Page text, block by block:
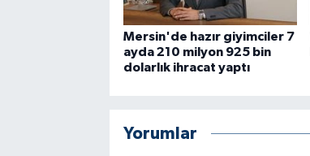
Mersin'de hazır giyimciler 7
ayda 210 milyon 925 bin
dolarlık ihracat yaptı
Yorumlar